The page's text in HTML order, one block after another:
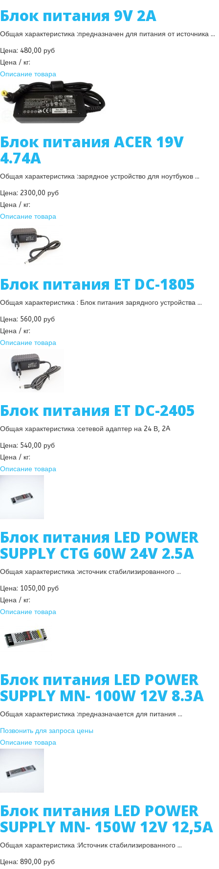
Блок питания 9V 2A
Общая характеристика :предназначен для питания от источника ...
Цена: 480,00 руб
Цена / кг:
Описание товара
Блок питания ACER 19V
4.74A
Общая характеристика :зарядное устройство для ноутбуков ...
Цена: 2300,00 руб
Цена / кг:
Описание товара
Блок питания ET DC-1805
Общая характеристика : Блок питания зарядного устройства ...
Цена: 560,00 руб
Цена / кг:
Описание товара
Блок питания ET DC-2405
Общая характеристика :сетевой адаптер на 24 В, 2A
Цена: 540,00 руб
Цена / кг:
Описание товара
Блок питания LED POWER
SUPPLY CTG 60W 24V 2.5A
Общая характеристика :источник стабилизированного ...
Цена: 1050,00 руб
Цена / кг:
Описание товара
Блок питания LED POWER
SUPPLY MN- 100W 12V 8.3A
Общая характеристика :предназначается для питания ...
Позвонить для запроса цены
Описание товара
Блок питания LED POWER
SUPPLY MN- 150W 12V 12,5A
Общая характеристика :Источник стабилизированного ...
Цена: 890,00 руб